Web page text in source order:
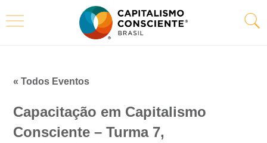
« Todos Eventos
Capacitação em Capitalismo
Consciente – Turma 7,